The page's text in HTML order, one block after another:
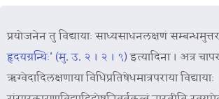
प्रयोजनेन तु विद्यायाः साध्यसाधनलक्षणं
हृदयग्रन्थिः’ (मु. उ. २ । २ । ९) इत्यादिना । अत्र
ऋग्वेदादिलक्षणाया विधिप्रतिषेधमात्रपराया विद्यायाः